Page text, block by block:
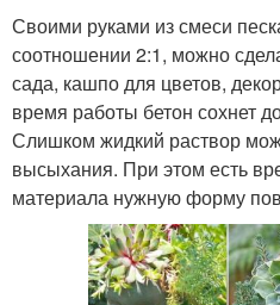
Своими руками из смеси
соотношении 2:1, можно
сада, кашпо для цветов,
время работы бетон сохнет
Слишком жидкий раствор
высыхания. При этом есть
материала нужную форму